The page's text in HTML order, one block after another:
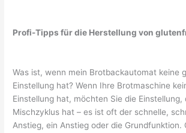
Profi-Tipps für die Herstellung von
Was ist, wenn mein Brotbackautomat keine
Einstellung hat? Wenn Ihre Brotmaschine
Einstellung hat, möchten Sie die Einstellung,
Mischzyklus hat – es ist oft der schnelle,
Anstieg, ein Anstieg oder die Grundfunktion.